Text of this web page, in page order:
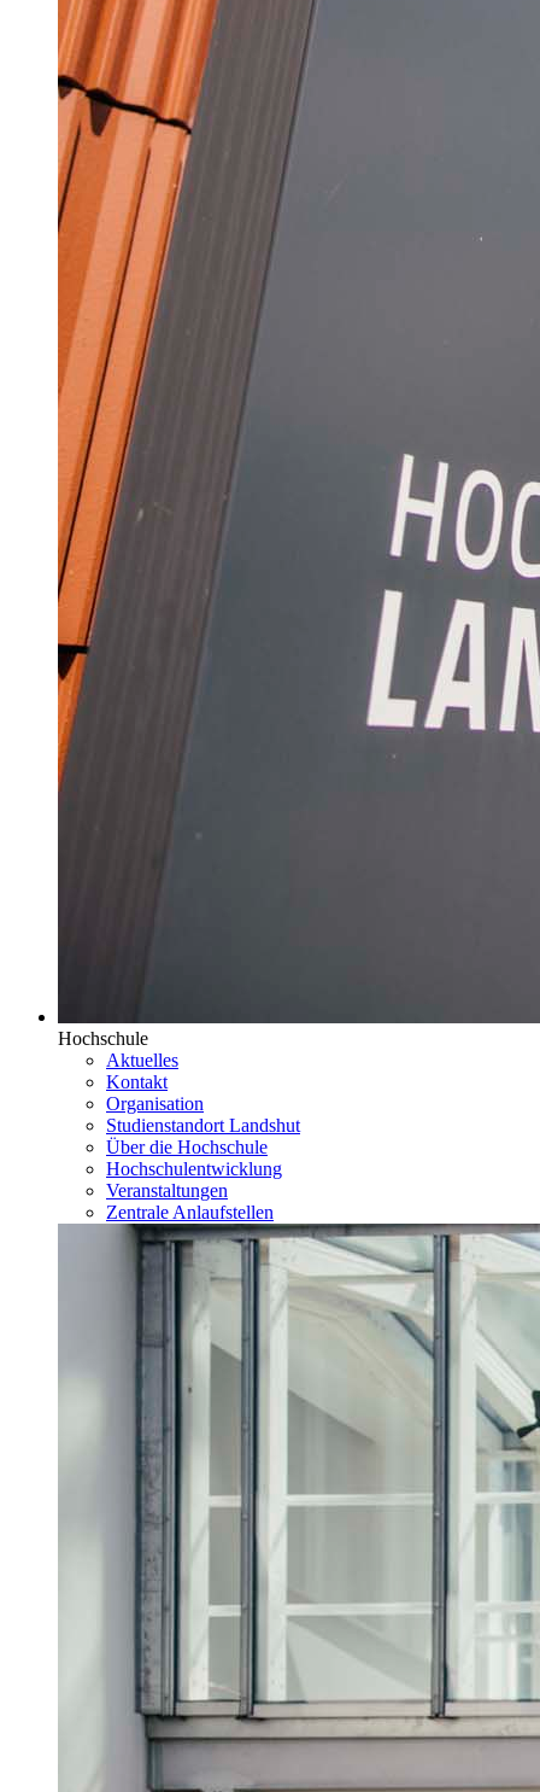
Hochschule
Aktuelles
Kontakt
Organisation
Studienstandort Landshut
Über die Hochschule
Hochschulentwicklung
Veranstaltungen
Zentrale Anlaufstellen